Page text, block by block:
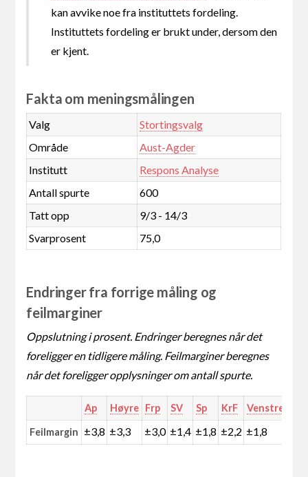
kan avvike noe fra instituttets fordeling.
Instituttets fordeling er brukt under, dersom den
er kjent.
Fakta om meningsmålingen
Valg
Stortingsvalg
Område
Aust-Agder
Institutt
Respons Analyse
Antall spurte
600
Tatt opp
9/3 - 14/3
Svarprosent
75,0
Endringer fra forrige måling og
feilmarginer
Oppslutning i prosent. Endringer beregnes når det
foreligger en tidligere måling. Feilmarginer beregnes
når det foreligger opplysninger om antall spurte.
Ap Høyre Frp SV Sp KrF Venstre
Feilmargin ±3,8 ±3,3 ±3,0 ±1,4 ±1,8 ±2,2 ±1,8